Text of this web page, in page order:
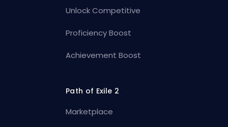
Unlock Competitive
Proficiency Boost
Achievement Boost
Path of Exile 2
Marketplace